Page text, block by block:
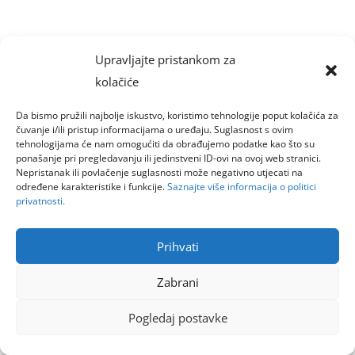
Upravljajte pristankom za
kolačiće
Da bismo pružili najbolje iskustvo, koristimo tehnologije poput kolačića za
čuvanje i/ili pristup informacijama o uređaju. Suglasnost s ovim
tehnologijama će nam omogućiti da obrađujemo podatke kao što su
ponašanje pri pregledavanju ili jedinstveni ID-ovi na ovoj web stranici.
Nepristanak ili povlačenje suglasnosti može negativno utjecati na
određene karakteristike i funkcije.Saznajte više informacija o politici
privatnosti.
Prihvati
Zabrani
Pogledaj postavke